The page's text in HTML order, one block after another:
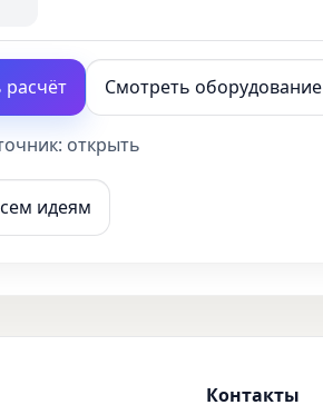
расчёт Смотреть оборудование
открыть
идеям
Контакты